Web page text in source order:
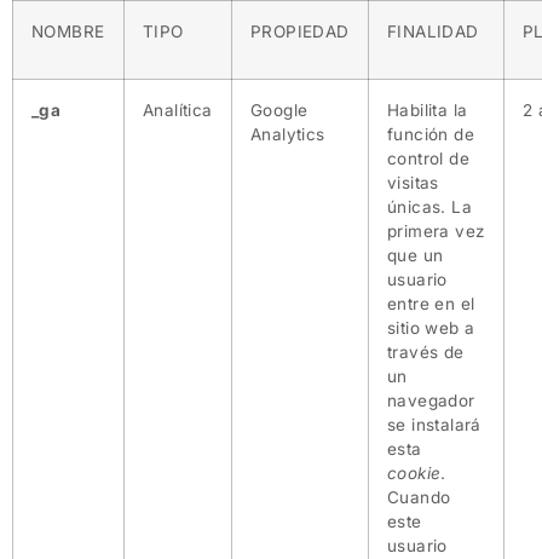
NOMBRE TIPO PROPIEDAD FINALIDAD
_ga Analítica
Google
Analytics
Habilita la
función de
control de
visitas
únicas. La
primera vez
que un
usuario
entre en el
sitio web a
través de
un
navegador
se instalará
esta
cookie.
Cuando
este
usuario
2